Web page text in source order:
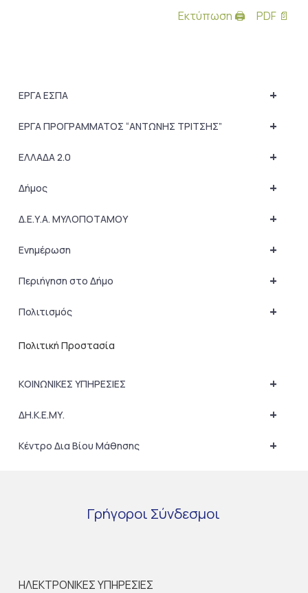
Εκτύπωση 🖨 PDF 📄
+
ΕΡΓΑ ΕΣΠΑ
+
ΕΡΓΑ ΠΡΟΓΡΑΜΜΑΤΟΣ “ΑΝΤΩΝΗΣ ΤΡΙΤΣΗΣ”
+
ΕΛΛΑΔΑ 2.0
+
Δήμος
+
Δ.Ε.Υ.Α. ΜΥΛΟΠΟΤΑΜΟΥ
+
Ενημέρωση
+
Περιήγηση στο Δήμο
+
Πολιτισμός
Πολιτική Προστασία
+
ΚΟΙΝΩΝΙΚΕΣ ΥΠΗΡΕΣΙΕΣ
+
ΔΗ.Κ.Ε.ΜΥ.
+
Κέντρο Δια Βίου Μάθησης
Γρήγοροι Σύνδεσμοι
ΗΛΕΚΤΡΟΝΙΚΕΣ ΥΠΗΡΕΣΙΕΣ